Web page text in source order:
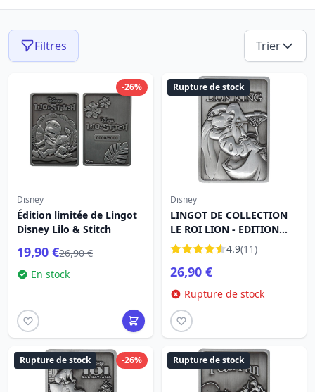
Filtres Trier
-26%
Disney
Édition limitée de Lingot
Disney Lilo & Stitch
19,90 €26,90 €
En stock
Rupture de stock
Disney
LINGOT DE COLLECTION
LE ROI LION - EDITION
LIMITÉE
4.9(11)
26,90 €
Rupture de stock
-26%
Rupture de stock Rupture de stock